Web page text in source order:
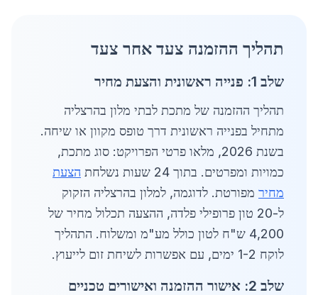
תהליך ההזמנה צעד אחר צעד
שלב 1: פנייה ראשונית והצעת מחיר
תהליך ההזמנה של מתכת לבתי מלון בהרצליה
מתחיל בפנייה ראשונית דרך טופס מקוון או שיחה.
בשנת 2026, מלאו פרטי הפרויקט: סוג מתכת,
כמויות ומפרטים. בתוך 24 שעות נשלחת
הצעת
מחיר מפורטת. לדוגמה, למלון בהרצליה הזקוק
ל-20 טון פרופילי פלדה, ההצעה תכלול מחיר של
4,200 ש"ח לטון כולל מע"מ ומשלוח. התהליך
לוקח 1-2 ימים, עם אפשרות לשיחת זום לייעוץ.
שלב 2: אישור ההזמנה ואישורים טכניים